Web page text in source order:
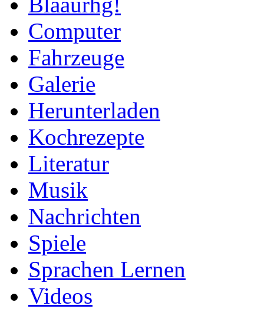
Computer
Fahrzeuge
Galerie
Herunterladen
Kochrezepte
Literatur
Musik
Nachrichten
Spiele
Sprachen Lernen
Videos